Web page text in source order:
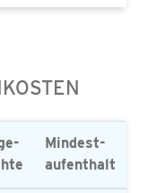
Mindest-
aufenthalt